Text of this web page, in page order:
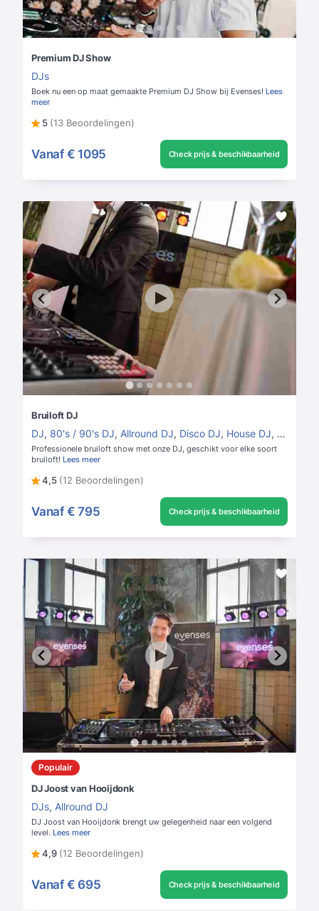
Premium DJ Show
DJs
Boek nu een op maat gemaakte Premium DJ Show bij Evenses! Lees
meer
5 (13 Beoordelingen)
Vanaf € 1095 Check prijs & beschikbaarheid
Bruiloft DJ
DJ, 80's / 90's DJ, Allround DJ, Disco DJ, House DJ,
Professionele bruiloft show met onze DJ, geschikt voor elke soort
bruiloft! Lees meer
4,5 (12 Beoordelingen)
Vanaf € 795 Check prijs & beschikbaarheid
Populair
DJ Joost van Hooijdonk
DJs, Allround DJ
DJ Joost van Hooijdonk brengt uw gelegenheid naar een volgend
level. Lees meer
4,9 (12 Beoordelingen)
Vanaf € 695 Check prijs & beschikbaarheid